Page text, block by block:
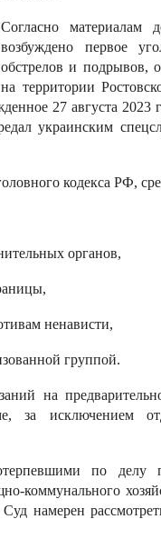
Согласно материалам
возбуждено первое
обстрелов и
на территории
27 августа 2023
украинским
кодекса РФ,
органов,
ненависти,
группой.
на
за исключением
по
коммунального
намерен